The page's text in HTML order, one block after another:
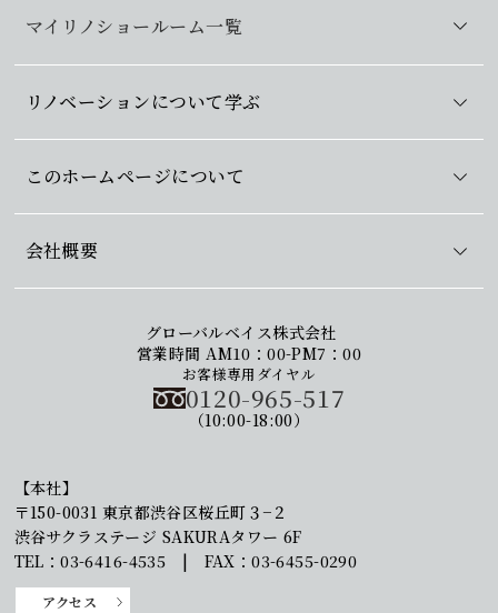
マイリノショールーム一覧
リノベーションについて学ぶ
このホームページについて
会社概要
グローバルベイス株式会社
営業時間 AM10：00-PM7：00
お客様専用ダイヤル
0120-965-517
（10:00-18:00）
【本社】
〒150-0031 東京都渋谷区桜丘町３−２
渋谷サクラステージ SAKURAタワー 6F
TEL：03-6416-4535 | FAX：03-6455-0290
アクセス